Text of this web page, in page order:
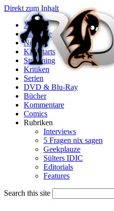
Direkt zum Inhalt
X
Startseite
News
Kinostarts
Streaming
Kritiken
Serien
DVD & Blu-Ray
Bücher
Kommentare
Comics
Rubriken
Interviews
5 Fragen nix sagen
Geekplauze
Sülters IDIC
Editorials
Features
Search this site